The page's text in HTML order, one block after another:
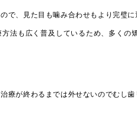
で、見た目も噛み合わせもより完璧
方法も広く普及しているため、多く
療が終わるまでは外せないのでむし